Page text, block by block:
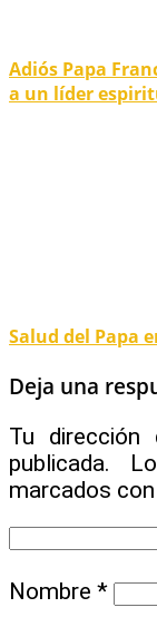
Adiós Papa
a un líder
Salud del Papa
Deja una
Tu
publicada.
marcados con
Nombre *